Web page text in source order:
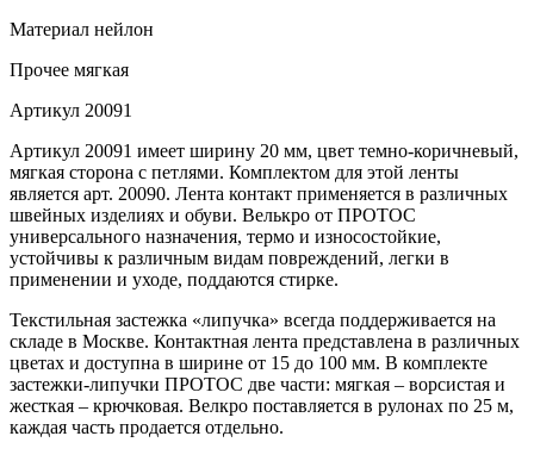
Материал нейлон
Прочее мягкая
Артикул 20091
Артикул 20091 имеет ширину 20 мм, цвет темно-коричневый,
мягкая сторона с петлями. Комплектом для этой ленты
является арт. 20090. Лента контакт применяется в различных
швейных изделиях и обуви. Велькро от ПРОТОС
универсального назначения, термо и износостойкие,
устойчивы к различным видам повреждений, легки в
применении и уходе, поддаются стирке.
Текстильная застежка «липучка» всегда поддерживается на
складе в Москве. Контактная лента представлена в различных
цветах и доступна в ширине от 15 до 100 мм. В комплекте
застежки-липучки ПРОТОС две части: мягкая – ворсистая и
жесткая – крючковая. Велкро поставляется в рулонах по 25 м,
каждая часть продается отдельно.